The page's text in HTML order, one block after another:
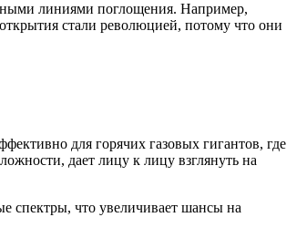
линиями поглощения. Например,
стали революцией, потому что они
для горячих газовых гигантов, где
дает лицу к лицу взглянуть на
спектры, что увеличивает шансы на